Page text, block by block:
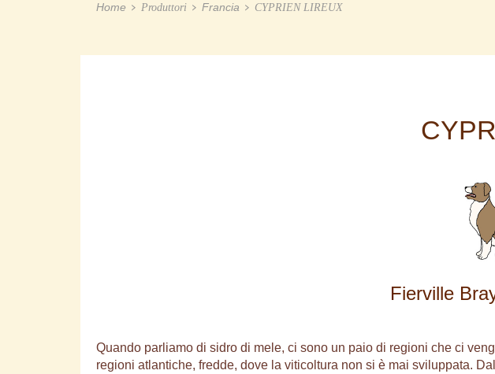
Home Produttori Francia CYPRIEN LIREUX
Fierville
Quando parliamo di sidro di mele, ci sono un paio di regioni che ci
regioni atlantiche, fredde, dove la viticoltura non si è mai sviluppata.